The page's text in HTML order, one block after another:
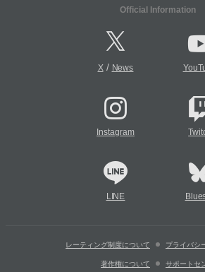
Official Information
X/ News
Instagram
LINE
レーティング制度について プライバシ
著作権について サポートセ